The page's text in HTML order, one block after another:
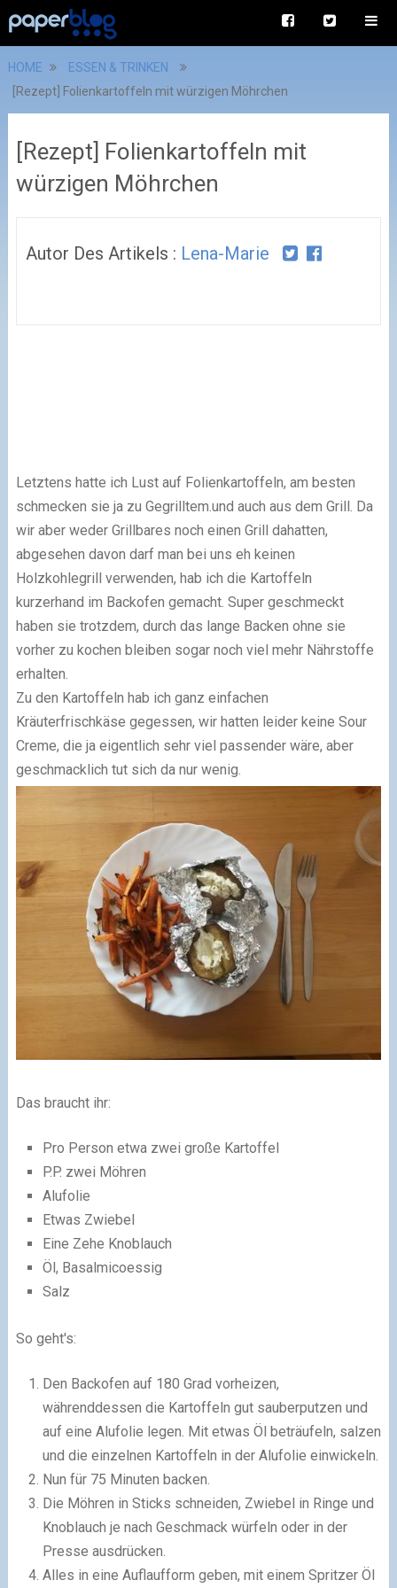
HOME
ESSEN & TRINKEN
[Rezept] Folienkartoffeln mit würzigen Möhrchen
[Rezept] Folienkartoffeln mit
würzigen Möhrchen
Autor Des Artikels : Lena-Marie
Letztens hatte ich Lust auf Folienkartoffeln, am besten
schmecken sie ja zu Gegrilltem.und auch aus dem Grill. Da
wir aber weder Grillbares noch einen Grill dahatten,
abgesehen davon darf man bei uns eh keinen
Holzkohlegrill verwenden, hab ich die Kartoffeln
kurzerhand im Backofen gemacht. Super geschmeckt
haben sie trotzdem, durch das lange Backen ohne sie
vorher zu kochen bleiben sogar noch viel mehr Nährstoffe
erhalten.
Zu den Kartoffeln hab ich ganz einfachen
Kräuterfrischkäse gegessen, wir hatten leider keine Sour
Creme, die ja eigentlich sehr viel passender wäre, aber
geschmacklich tut sich da nur wenig.
Das braucht ihr:
Pro Person etwa zwei große Kartoffel
P.P. zwei Möhren
Alufolie
Etwas Zwiebel
Eine Zehe Knoblauch
Öl, Basalmicoessig
Salz
So geht's:
Den Backofen auf 180 Grad vorheizen,
währenddessen die Kartoffeln gut sauberputzen und
auf eine Alufolie legen. Mit etwas Öl beträufeln, salzen
und die einzelnen Kartoffeln in der Alufolie einwickeln.
Nun für 75 Minuten backen.
Die Möhren in Sticks schneiden, Zwiebel in Ringe und
Knoblauch je nach Geschmack würfeln oder in der
Presse ausdrücken.
Alles in eine Auflaufform geben, mit einem Spritzer Öl